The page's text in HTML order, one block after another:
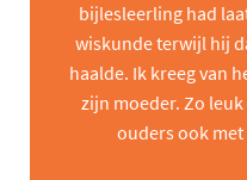
bijlesleerling had
wiskunde terwijl hij
haalde. Ik kreeg van
zijn moeder. Zo
ouders ook